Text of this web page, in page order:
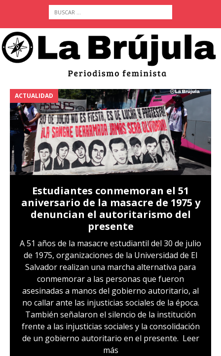
ACTUALIDAD
Estudiantes conmemoran el 51
aniversario de la masacre de 1975 y
denuncian el autoritarismo del
presente
A 51 años de la masacre estudiantil del 30 de julio
de 1975, organizaciones de la Universidad de El
Salvador realizan una marcha alternativa para
conmemorar a las personas que fueron
asesinadas a manos del gobierno autoritario, al
no callar ante las injusticias sociales de la época.
También señalaron el silencio de la institución
frente a las injusticias sociales y la consolidación
de un gobierno autoritario en el presente. Leer
más